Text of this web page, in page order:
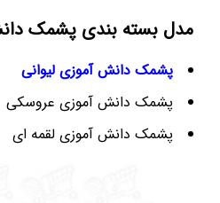
مدل بسته بندی پشمک
پشمک دانش آموزی لیوانی
پشمک دانش آموزی عروسکی
پشمک دانش آموزی لقمه ای